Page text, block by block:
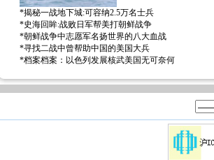
*揭秘一战地下城:可容纳2.5万名士兵
*史海回眸:战败日军帮美打朝鲜战争
*朝鲜战争中志愿军名扬世界的八大血战
*寻找二战中曾帮助中国的美国大兵
*档案档案：以色列发展核武美国无可奈何